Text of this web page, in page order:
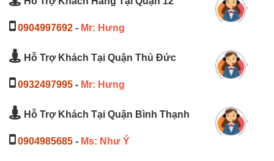
0904997692 - Mr: Hưng
Hỗ Trợ Khách Tại Quận Thủ Đức
0932497995 - Mr: Hưng
Hỗ Trợ Khách Tại Quận Bình Thạnh
0904985685 - Ms: Như Ý